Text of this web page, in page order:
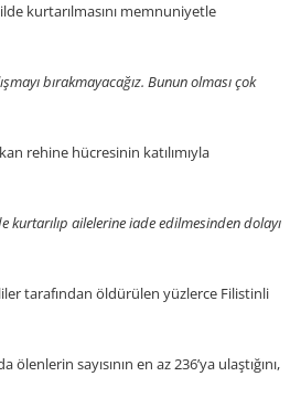
kurtarılmasını memnuniyetle
bırakmayacağız. Bunun olması çok
rehine hücresinin katılımıyla
kurtarılıp ailelerine iade edilmesinden dolayı
tarafından öldürülen yüzlerce Filistinli
sayısının en az 236’ya ulaştığını,